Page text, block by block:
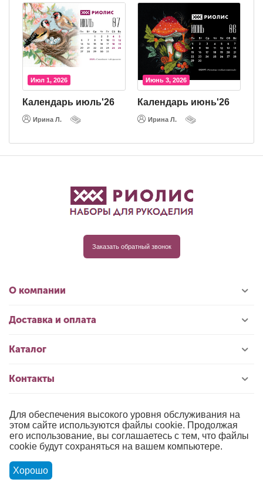
Июл 1, 2026
Календарь июль'26
Ирина Л.
Июнь 3, 2026
Календарь июнь'26
Ирина Л.
Заказать обратный звонок
О компании
Доставка и оплата
Каталог
Контакты
© 1996-2026 «РИОЛИС»
Публичная оферта
Политика обработки персональных данных
Для обеспечения высокого уровня обслуживания на
этом сайте используются файлы cookie. Продолжая
его использование, вы соглашаетесь с тем, что файлы
cookie будут сохраняться на вашем компьютере.
Хорошо